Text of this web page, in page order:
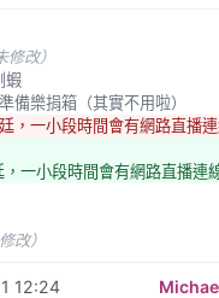
修改）
蝦
準備樂捐箱（其實不用啦）
一小段時間會有網路直播連
一小段時間會有網路直播連線
改）
12:24